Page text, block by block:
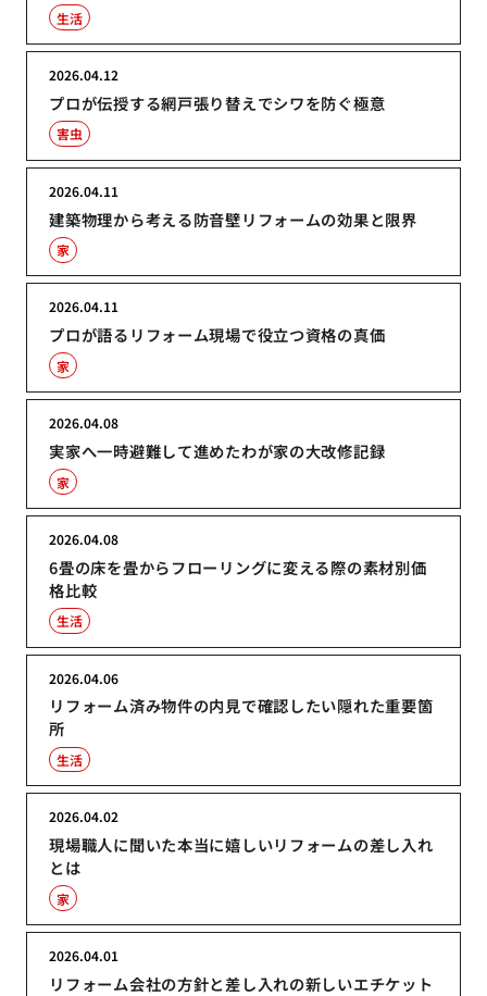
生活
プロが伝授する網戸張り替えでシワを防ぐ極意
2026.04.12
害虫
建築物理から考える防音壁リフォームの効果と限界
2026.04.11
家
プロが語るリフォーム現場で役立つ資格の真価
2026.04.11
家
実家へ一時避難して進めたわが家の大改修記録
2026.04.08
家
6畳の床を畳からフローリングに変える際の素材別価
格比較
2026.04.08
生活
リフォーム済み物件の内見で確認したい隠れた重要箇
所
2026.04.06
生活
現場職人に聞いた本当に嬉しいリフォームの差し入れ
とは
2026.04.02
家
リフォーム会社の方針と差し入れの新しいエチケット
2026.04.01